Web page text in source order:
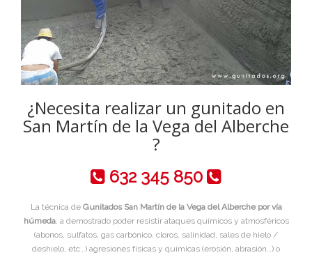
¿Necesita realizar un gunitado en
San Martín de la Vega del Alberche
?
632 345 850
La técnica de Gunitados San Martín de la Vega del Alberche por vía
húmeda, a demostrado poder resistir ataques químicos y atmosféricos
(abonos, sulfatos, gas carbónico, cloros, salinidad, sales de hielo /
deshielo, etc…) agresiones físicas y químicas (erosión, abrasión…) o